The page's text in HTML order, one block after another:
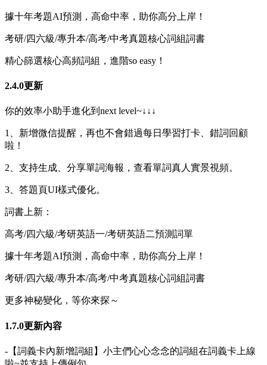
據十年考題AI預測，高命中率，助你高分上岸！
考研/四六級/專升本/高考/中考真題核心詞組詞書
精心篩選核心高頻詞組，進階so easy！
2.4.0更新
你的效率小助手進化到next level~↓↓↓
1、新增微信提醒，再也不會錯過每日學習打卡、錯詞回顧
啦！
2、支持生成、分享單詞海報，查看單詞真人實景視頻。
3、答題頁UI樣式優化。
詞書上新：
高考/四六級/考研英語一/考研英語二預測詞單
據十年考題AI預測，高命中率，助你高分上岸！
考研/四六級/專升本/高考/中考真題核心詞組詞書
更多神秘變化，等你來探～
1.7.0更新內容
-【詞義卡內新增詞組】小主們心心念念的詞組在詞義卡上線